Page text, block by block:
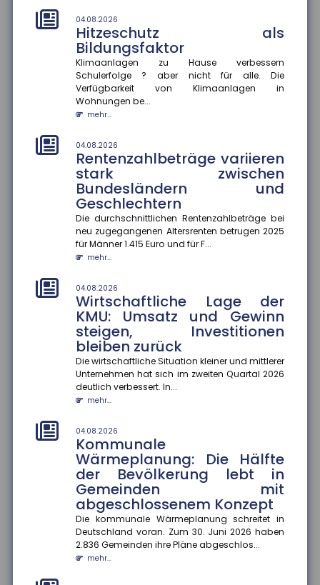
04.08.2026
Hitzeschutz als
Bildungsfaktor
Klimaanlagen zu Hause verbessern
Schulerfolge ? aber nicht für alle. Die
Verfügbarkeit von Klimaanlagen in
Wohnungen be...
mehr...
04.08.2026
Rentenzahlbeträge variieren
stark zwischen
Bundesländern und
Geschlechtern
Die durchschnittlichen Rentenzahlbeträge bei
neu zugegangenen Altersrenten betrugen 2025
für Männer 1.415 Euro und für F...
mehr...
04.08.2026
Wirtschaftliche Lage der
KMU: Umsatz und Gewinn
steigen, Investitionen
bleiben zurück
Die wirtschaftliche Situation kleiner und mittlerer
Unternehmen hat sich im zweiten Quartal 2026
deutlich verbessert. In...
mehr...
04.08.2026
Kommunale
Wärmeplanung: Die Hälfte
der Bevölkerung lebt in
Gemeinden mit
abgeschlossenem Konzept
Die kommunale Wärmeplanung schreitet in
Deutschland voran. Zum 30. Juni 2026 haben
2.836 Gemeinden ihre Pläne abgeschlos...
mehr...
04.08.2026
Kommunale Wärmeplanung:
Die Hälfte der Bevölkerung lebt
in Gemeinden mit
abgeschlossenem Konzept
Die kommunale Wärmeplanung schreitet in
mehr...
01.08.2026
Passagierrechte auf Reisen
Verspätungen, ausgefallene Flüge oder verpasste
Anschlussverbindungen können den Sommerurlaub
schnell zum Albtraum mache...
mehr...
Durchschnittskosten für
Blitzschäden gestiegen
Die Zahl der Blitz- und Überspannungsschäden in
Deutschland ist zwar gesunken, dafür stiegen die
durchschnittlichen Sch...
mehr...
01.08.2026
Kennzeichnungspflicht für KI-
Ab dem 2. August 2026 müssen Unternehmen in
Deutschland KI-generierte Inhalte wie Videos, Audios,
Bilder oder Texte als...
mehr...
01.08.2026
Recht auf Ganztagsbetreuung
für Grundschulkinder
Ab dem 1. August 2026 haben Erstklässler einen
gesetzlichen Anspruch auf Ganztagsbetreuung.